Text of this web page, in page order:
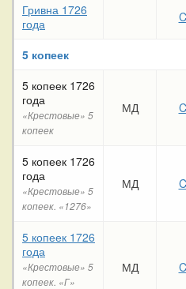
Гривна 1726
года
5 копеек
5 копеек 1726
года
«Крестовые» 5
копеек
МД
5 копеек 1726
года
«Крестовые» 5
копеек. «1276»
МД
5 копеек 1726
года
«Крестовые» 5
копеек. «Г»
МД